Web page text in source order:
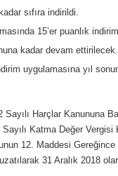
sıfıra indirildi.
15’er puanlık
kadar devam ettirilecek.
uygulamasına yıl
Harçlar Kanununa
Katma Değer
12. Maddesi
31 Aralık 2018